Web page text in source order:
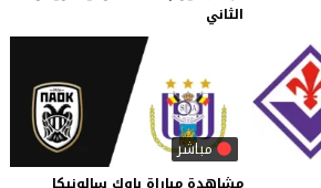
الثاني
مباشر